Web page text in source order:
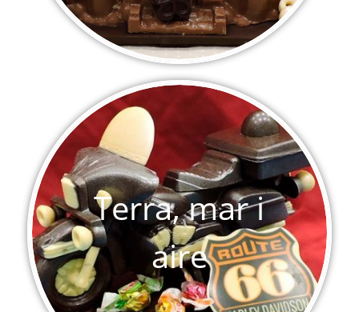
Terra, mar i
aire